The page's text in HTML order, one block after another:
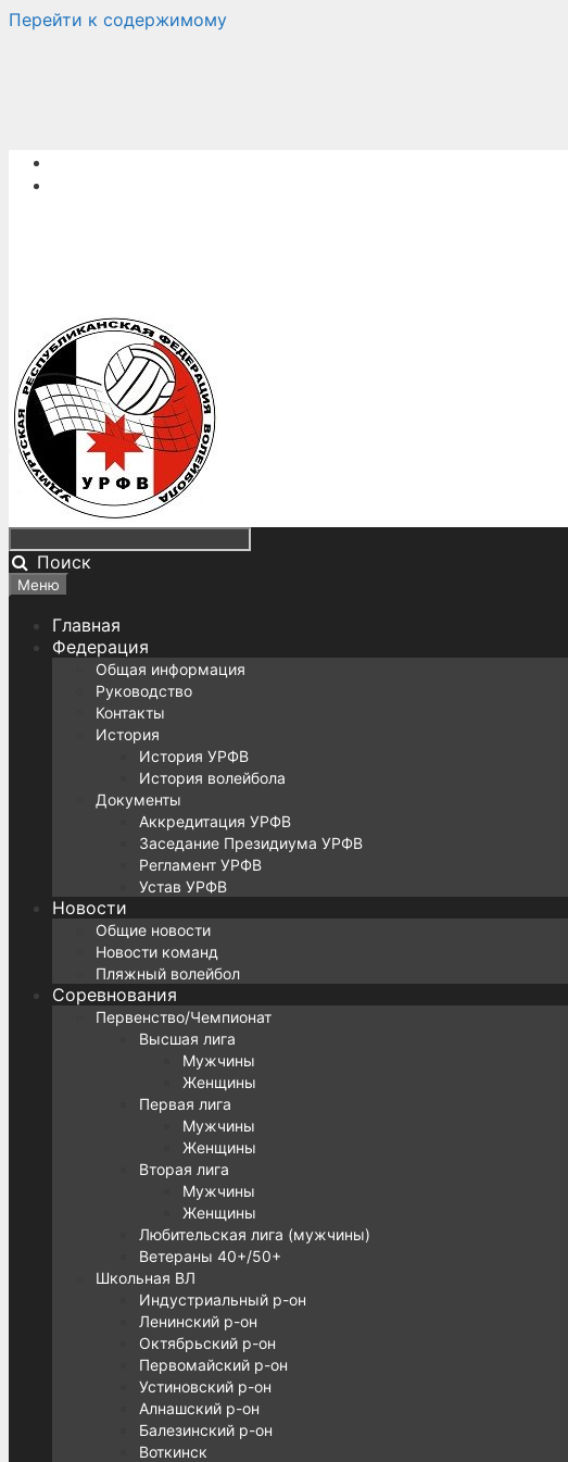
Перейти к содержимому
Поиск
Меню
Главная
Федерация
Общая информация
Руководство
Контакты
История
История УРФВ
История волейбола
Документы
Аккредитация УРФВ
Заседание Президиума УРФВ
Регламент УРФВ
Устав УРФВ
Новости
Общие новости
Новости команд
Пляжный волейбол
Соревнования
Первенство/Чемпионат
Высшая лига
Мужчины
Женщины
Первая лига
Мужчины
Женщины
Вторая лига
Мужчины
Женщины
Любительская лига (мужчины)
Ветераны 40+/50+
Школьная ВЛ
Индустриальный р-он
Ленинский р-он
Октябрьский р-он
Первомайский р-он
Устиновский р-он
Алнашский р-он
Балезинский р-он
Воткинск